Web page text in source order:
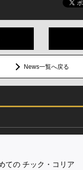
News一覧へ戻る